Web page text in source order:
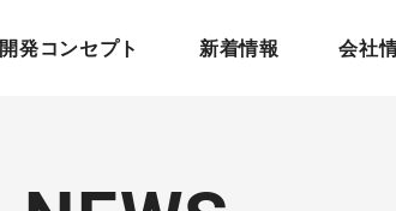
開発コンセプト 新着情報 会社